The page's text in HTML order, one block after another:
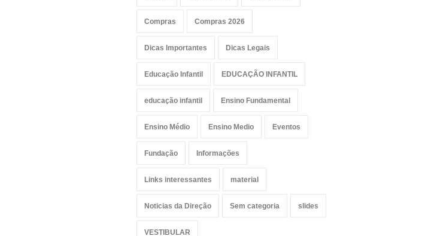
Compras Compras 2026
Dicas Importantes Dicas Legais
Educação Infantil EDUCAÇÃO INFANTIL
educação infantil Ensino Fundamental
Ensino Médio Ensino Medio Eventos
Fundação Informações
Links interessantes material
Noticias da Direção Sem categoria slides
VESTIBULAR